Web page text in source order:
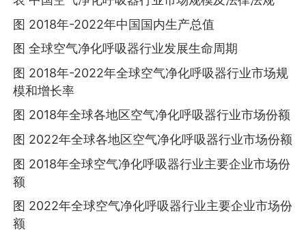
图 2018年-2022年中国国内生产总值
图 全球空气净化呼吸器行业发展生命周期
图 2018年-2022年全球空气净化呼吸器行业市场规
模和增长率
图 2018年全球各地区空气净化呼吸器行业市场份额
图 2022年全球各地区空气净化呼吸器行业市场份额
图 2018年全球空气净化呼吸器行业主要企业市场份
额
图 2022年全球空气净化呼吸器行业主要企业市场份
额